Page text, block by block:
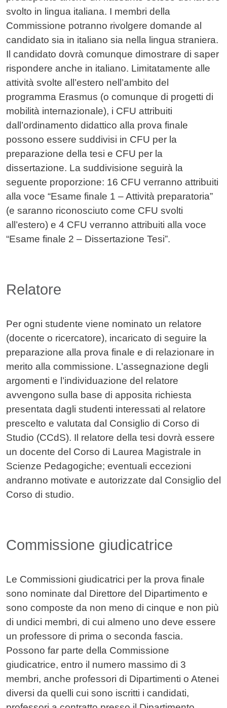
svolto in lingua italiana. I membri della
Commissione potranno rivolgere domande al
candidato sia in italiano sia nella lingua straniera.
Il candidato dovrà comunque dimostrare di saper
rispondere anche in italiano. Limitatamente alle
attività svolte all’estero nell’ambito del
programma Erasmus (o comunque di progetti di
mobilità internazionale), i CFU attribuiti
dall’ordinamento didattico alla prova finale
possono essere suddivisi in CFU per la
preparazione della tesi e CFU per la
dissertazione. La suddivisione seguirà la
seguente proporzione: 16 CFU verranno attribuiti
alla voce “Esame finale 1 – Attività preparatoria”
(e saranno riconosciuto come CFU svolti
all’estero) e 4 CFU verranno attribuiti alla voce
“Esame finale 2 – Dissertazione Tesi”.
Relatore
Per ogni studente viene nominato un relatore
(docente o ricercatore), incaricato di seguire la
preparazione alla prova finale e di relazionare in
merito alla commissione. L’assegnazione degli
argomenti e l’individuazione del relatore
avvengono sulla base di apposita richiesta
presentata dagli studenti interessati al relatore
prescelto e valutata dal Consiglio di Corso di
Studio (CCdS). Il relatore della tesi dovrà essere
un docente del Corso di Laurea Magistrale in
Scienze Pedagogiche; eventuali eccezioni
andranno motivate e autorizzate dal Consiglio del
Corso di studio.
Commissione giudicatrice
Le Commissioni giudicatrici per la prova finale
sono nominate dal Direttore del Dipartimento e
sono composte da non meno di cinque e non più
di undici membri, di cui almeno uno deve essere
un professore di prima o seconda fascia.
Possono far parte della Commissione
giudicatrice, entro il numero massimo di 3
membri, anche professori di Dipartimenti o Atenei
diversi da quelli cui sono iscritti i candidati,